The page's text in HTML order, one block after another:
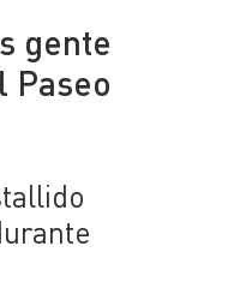
gente
Paseo